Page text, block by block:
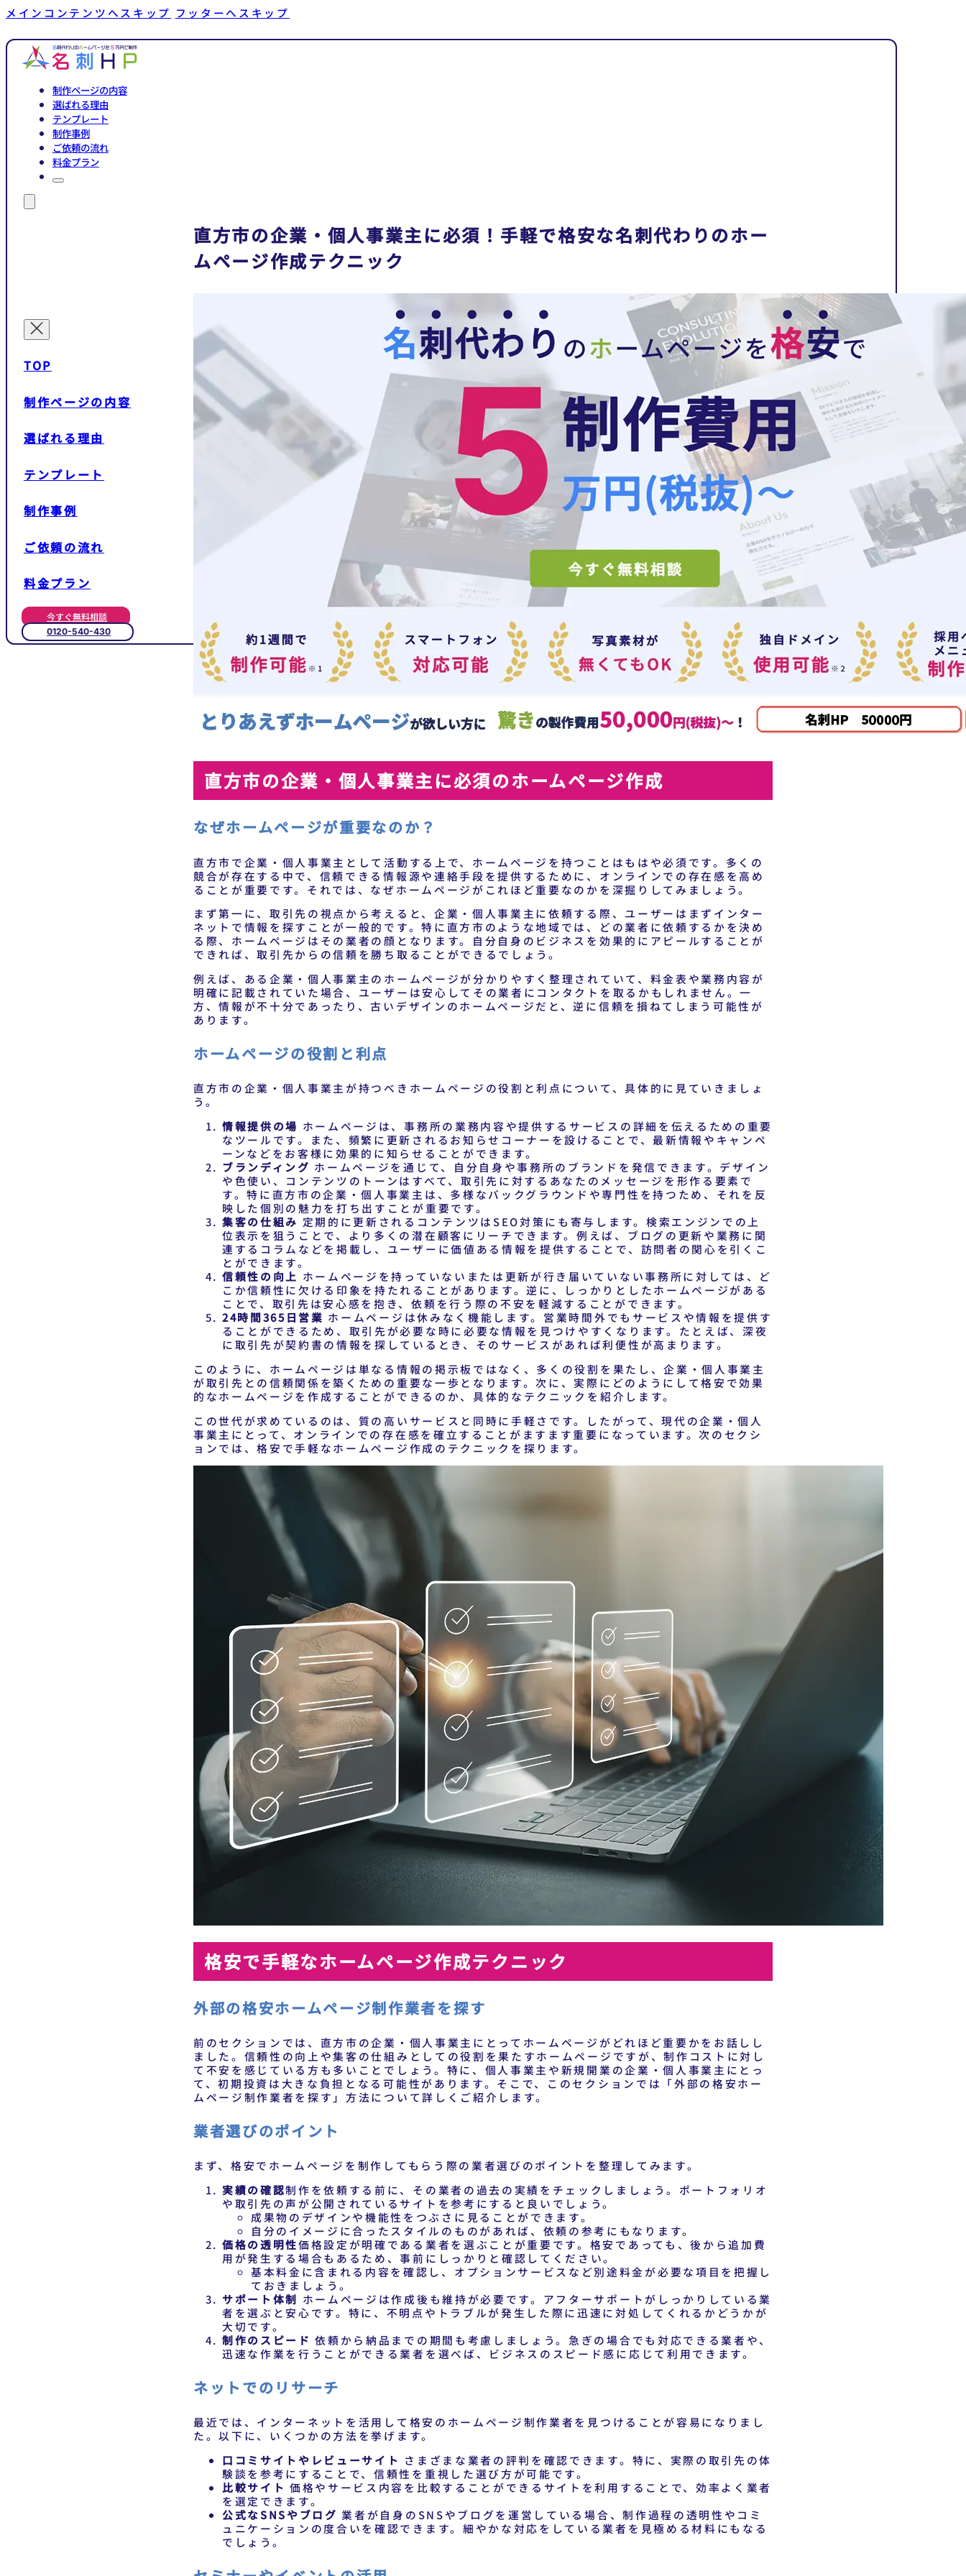
メインコンテンツへスキップ フッターへスキップ
制作ページの内容
選ばれる理由
テンプレート
制作事例
ご依頼の流れ
料金プラン
TOP
制作ページの内容
選ばれる理由
テンプレート
制作事例
ご依頼の流れ
料金プラン
今すぐ無料相談
0120-540-430
直方市の企業・個人事業主に必須！手軽で格安な名刺代わりのホー
ムページ作成テクニック
直方市の企業・個人事業主に必須のホームページ作成
なぜホームページが重要なのか？
直方市で企業・個人事業主として活動する上で、ホームページを持つことはもはや必須です。多くの
競合が存在する中で、信頼できる情報源や連絡手段を提供するために、オンラインでの存在感を高め
ることが重要です。それでは、なぜホームページがこれほど重要なのかを深掘りしてみましょう。
まず第一に、取引先の視点から考えると、企業・個人事業主に依頼する際、ユーザーはまずインター
ネットで情報を探すことが一般的です。特に直方市のような地域では、どの業者に依頼するかを決め
る際、ホームページはその業者の顔となります。自分自身のビジネスを効果的にアピールすることが
できれば、取引先からの信頼を勝ち取ることができるでしょう。
例えば、ある企業・個人事業主のホームページが分かりやすく整理されていて、料金表や業務内容が
明確に記載されていた場合、ユーザーは安心してその業者にコンタクトを取るかもしれません。一
方、情報が不十分であったり、古いデザインのホームページだと、逆に信頼を損ねてしまう可能性が
あります。
ホームページの役割と利点
直方市の企業・個人事業主が持つべきホームページの役割と利点について、具体的に見ていきましょ
う。
情報提供の場 ホームページは、事務所の業務内容や提供するサービスの詳細を伝えるための重要
なツールです。また、頻繁に更新されるお知らせコーナーを設けることで、最新情報やキャンペ
ーンなどをお客様に効果的に知らせることができます。
ブランディング ホームページを通じて、自分自身や事務所のブランドを発信できます。デザイン
や色使い、コンテンツのトーンはすべて、取引先に対するあなたのメッセージを形作る要素で
す。特に直方市の企業・個人事業主は、多様なバックグラウンドや専門性を持つため、それを反
映した個別の魅力を打ち出すことが重要です。
集客の仕組み 定期的に更新されるコンテンツはSEO対策にも寄与します。検索エンジンでの上
位表示を狙うことで、より多くの潜在顧客にリーチできます。例えば、ブログの更新や業務に関
連するコラムなどを掲載し、ユーザーに価値ある情報を提供することで、訪問者の関心を引くこ
とができます。
信頼性の向上 ホームページを持っていないまたは更新が行き届いていない事務所に対しては、ど
こか信頼性に欠ける印象を持たれることがあります。逆に、しっかりとしたホームページがある
ことで、取引先は安心感を抱き、依頼を行う際の不安を軽減することができます。
24時間365日営業 ホームページは休みなく機能します。営業時間外でもサービスや情報を提供す
ることができるため、取引先が必要な時に必要な情報を見つけやすくなります。たとえば、深夜
に取引先が契約書の情報を探しているとき、そのサービスがあれば利便性が高まります。
このように、ホームページは単なる情報の掲示板ではなく、多くの役割を果たし、企業・個人事業主
が取引先との信頼関係を築くための重要な一歩となります。次に、実際にどのようにして格安で効果
的なホームページを作成することができるのか、具体的なテクニックを紹介します。
この世代が求めているのは、質の高いサービスと同時に手軽さです。したがって、現代の企業・個人
事業主にとって、オンラインでの存在感を確立することがますます重要になっています。次のセクシ
ョンでは、格安で手軽なホームページ作成のテクニックを探ります。
格安で手軽なホームページ作成テクニック
外部の格安ホームページ制作業者を探す
前のセクションでは、直方市の企業・個人事業主にとってホームページがどれほど重要かをお話しし
ました。信頼性の向上や集客の仕組みとしての役割を果たすホームページですが、制作コストに対し
て不安を感じている方も多いことでしょう。特に、個人事業主や新規開業の企業・個人事業主にとっ
て、初期投資は大きな負担となる可能性があります。そこで、このセクションでは「外部の格安ホー
ムページ制作業者を探す」方法について詳しくご紹介します。
業者選びのポイント
まず、格安でホームページを制作してもらう際の業者選びのポイントを整理してみます。
実績の確認制作を依頼する前に、その業者の過去の実績をチェックしましょう。ポートフォリオ
や取引先の声が公開されているサイトを参考にすると良いでしょう。
成果物のデザインや機能性をつぶさに見ることができます。
自分のイメージに合ったスタイルのものがあれば、依頼の参考にもなります。
価格の透明性価格設定が明確である業者を選ぶことが重要です。格安であっても、後から追加費
用が発生する場合もあるため、事前にしっかりと確認してください。
基本料金に含まれる内容を確認し、オプションサービスなど別途料金が必要な項目を把握し
ておきましょう。
サポート体制 ホームページは作成後も維持が必要です。アフターサポートがしっかりしている業
者を選ぶと安心です。特に、不明点やトラブルが発生した際に迅速に対処してくれるかどうかが
大切です。
制作のスピード 依頼から納品までの期間も考慮しましょう。急ぎの場合でも対応できる業者や、
迅速な作業を行うことができる業者を選べば、ビジネスのスピード感に応じて利用できます。
ネットでのリサーチ
最近では、インターネットを活用して格安のホームページ制作業者を見つけることが容易になりまし
た。以下に、いくつかの方法を挙げます。
口コミサイトやレビューサイト さまざまな業者の評判を確認できます。特に、実際の取引先の体
験談を参考にすることで、信頼性を重視した選び方が可能です。
比較サイト 価格やサービス内容を比較することができるサイトを利用することで、効率よく業者
を選定できます。
公式なSNSやブログ 業者が自身のSNSやブログを運営している場合、制作過程の透明性やコミ
ュニケーションの度合いを確認できます。細やかな対応をしている業者を見極める材料にもなる
でしょう。